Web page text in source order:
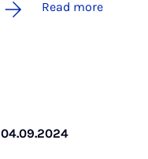
Read more
04.09.2024